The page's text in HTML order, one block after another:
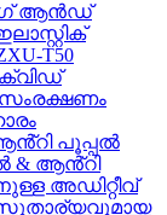
ആൻഡ്
T50
പൂപ്പൽ
& ആൻ്റി
അഡിറ്റീവ്
സുതാര്യവുമായ